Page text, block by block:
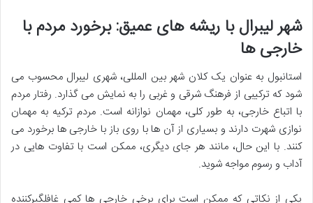
شهر لیبرال با ریشه های عمیق: برخورد مردم با
خارجی ها
استانبول به عنوان یک کلان شهر بین المللی، شهری لیبرال محسوب می
شود که ترکیبی از فرهنگ شرقی و غربی را به نمایش می گذارد. رفتار مردم
با اتباع خارجی، به طور کلی، مهمان نوازانه است. مردم ترکیه به مهمان
نوازی شهرت دارند و بسیاری از آن ها با روی باز با خارجی ها برخورد می
کنند. با این حال، مانند هر جای دیگری، ممکن است با تفاوت هایی در
آداب و رسوم مواجه شوید.
یکی از نکاتی که ممکن است برای برخی خارجی ها کمی غافلگیرکننده